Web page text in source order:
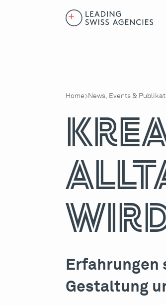
Home> News, Events &
Erfahrungen
Gestaltung